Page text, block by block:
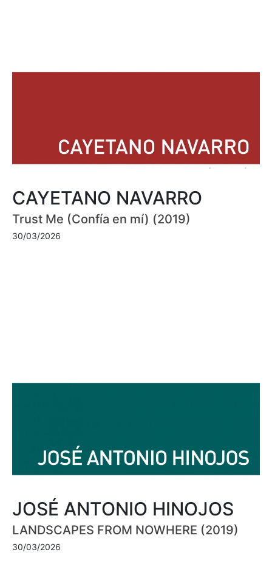
CAYETANO NAVARRO
Trust Me (Confía en mí) (2019)
30/03/2026
JOSÉ ANTONIO HINOJOS
LANDSCAPES FROM NOWHERE (2019)
30/03/2026